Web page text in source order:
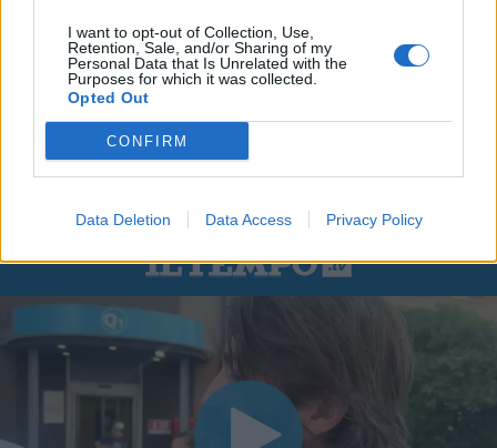
I want to opt-out of Collection, Use,
Retention, Sale, and/or Sharing of my
Personal Data that Is Unrelated with the
Purposes for which it was collected.
Opted Out
CONFIRM
Data Deletion Data Access Privacy Policy